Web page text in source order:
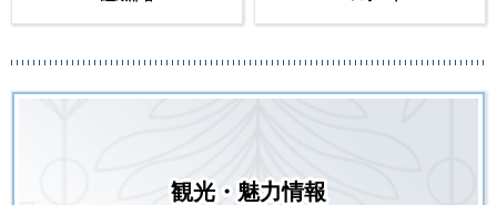
観光・魅力情報